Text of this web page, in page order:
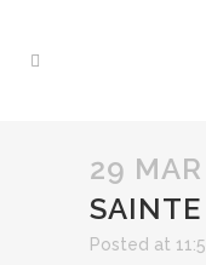
29 MAR
Posted at